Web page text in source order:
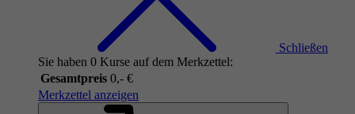
Schließen
Sie haben 0 Kurse auf dem Merkzettel:
Gesamtpreis 0,- €
Merkzettel anzeigen